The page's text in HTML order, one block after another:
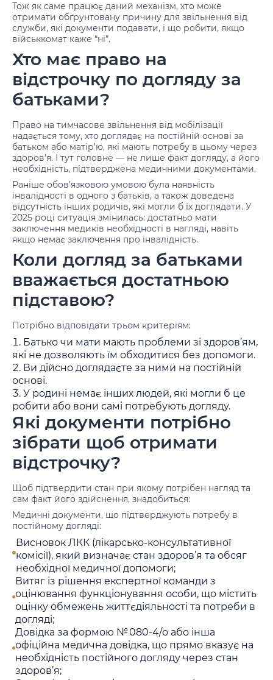
Тож як саме працює даний механізм, хто може
отримати обґрунтовану причину для звільнення від
служби, які документи подавати, і що робити, якщо
військкомат каже “ні”.
Хто має право на
відстрочку по догляду за
батьками?
Право на тимчасове звільнення від мобілізації
надається тому, хто доглядає на постійній основі за
батьком або матір’ю, які мають потребу в цьому через
здоров’я. І тут головне — не лише факт догляду, а його
необхідність, підтверджена медичними документами.
Раніше обов’язковою умовою була наявність
інвалідності в одного з батьків, а також доведена
відсутність інших родичів, які могли б їх доглядати. У
2025 році ситуація змінилась: достатньо мати
заключення медиків необхідності в нагляді, навіть
якщо немає заключення про інвалідність.
Коли догляд за батьками
вважається достатньою
підставою?
Потрібно відповідати трьом критеріям:
Батько чи мати мають проблеми зі здоров’ям,
які не дозволяють їм обходитися без допомоги.
Ви дійсно доглядаєте за ними на постійній
основі.
У родині немає інших людей, які могли б це
робити або вони самі потребують догляду.
Які документи потрібно
зібрати щоб отримати
відстрочку?
Щоб підтвердити стан при якому потрібен нагляд та
сам факт його здійснення, знадобиться:
Медичні документи, що підтверджують потребу в
постійному догляді:
Висновок ЛКК (лікарсько-консультативної
комісії), який визначає стан здоров’я та обсяг
необхідної медичної допомоги;
Витяг із рішення експертної команди з
оцінювання функціонування особи, що містить
оцінку обмежень життєдіяльності та потреби в
догляді;
Довідка за формою № 080‑4/о або інша
офіційна медична довідка, що прямо вказує на
необхідність постійного догляду через стан
здоров’я;